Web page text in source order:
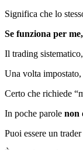
Significa che lo
Se funziona per
Il trading
Una volta impostato,
Certo che richiede
In poche parole non
Puoi essere un